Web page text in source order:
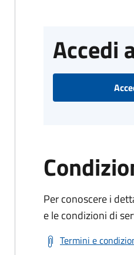
Accedi
Per conoscere i
e le condizioni di
Termini e